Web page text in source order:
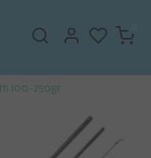
0
100-250gr